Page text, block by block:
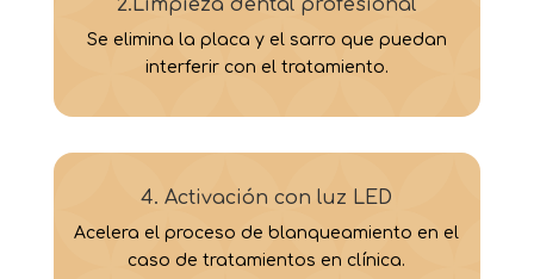
2.Limpieza dental profesional
Se elimina la placa y el sarro que puedan
interferir con el tratamiento.
4. Activación con luz LED
Acelera el proceso de blanqueamiento en el
caso de tratamientos en clínica.